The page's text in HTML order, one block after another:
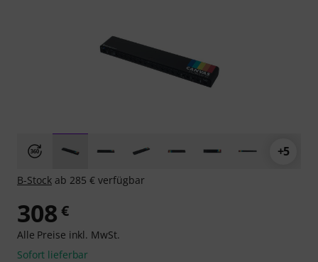
+5
B-Stock ab 285 € verfügbar
308 €
Alle Preise inkl. MwSt.
Sofort lieferbar